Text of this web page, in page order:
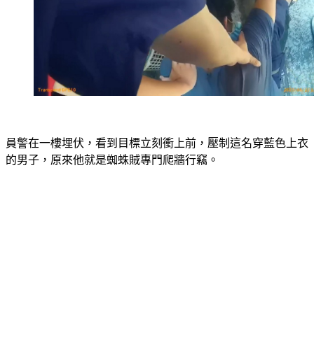
員警在一樓埋伏，看到目標立刻衝上前，壓制這名穿藍色上衣